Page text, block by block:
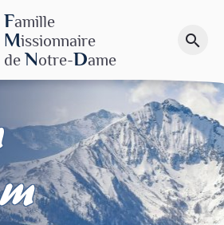
Famille
Missionnaire
de Notre-Dame
search
Faire un don